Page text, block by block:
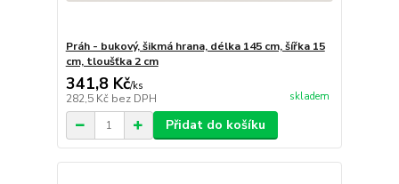
Práh - bukový, šikmá hrana, délka 145 cm, šířka 15
cm, tloušťka 2 cm
341,8 Kč/ks
282,5 Kč bez DPH skladem
Přidat do košíku